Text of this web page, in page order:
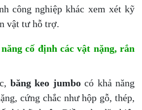
công nghiệp khác xem xét kỹ
vật tư hỗ trợ.
cố định các vật nặng, rắn
băng keo jumbocó khả năng
cứng chắc như hộp gỗ, thép,